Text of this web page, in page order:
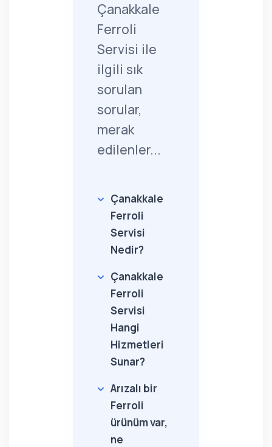
Çanakkale
Ferroli
Servisi ile
ilgili sık
sorulan
sorular,
merak
edilenler...
Çanakkale
Ferroli
Servisi
Nedir?
Çanakkale
Ferroli
Servisi
Hangi
Hizmetleri
Sunar?
Arızalı bir
Ferroli
ürünüm var,
ne